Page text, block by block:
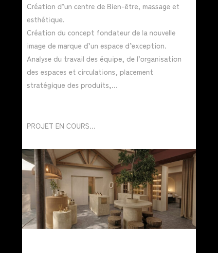
Création d’un centre de Bien-être, massage et
esthétique.
Création du concept fondateur de la nouvelle
image de marque d’un espace d’exception.
Analyse du travail des équipe, de l’organisation
des espaces et circulations, placement
stratégique des produits,…
PROJET EN COURS…